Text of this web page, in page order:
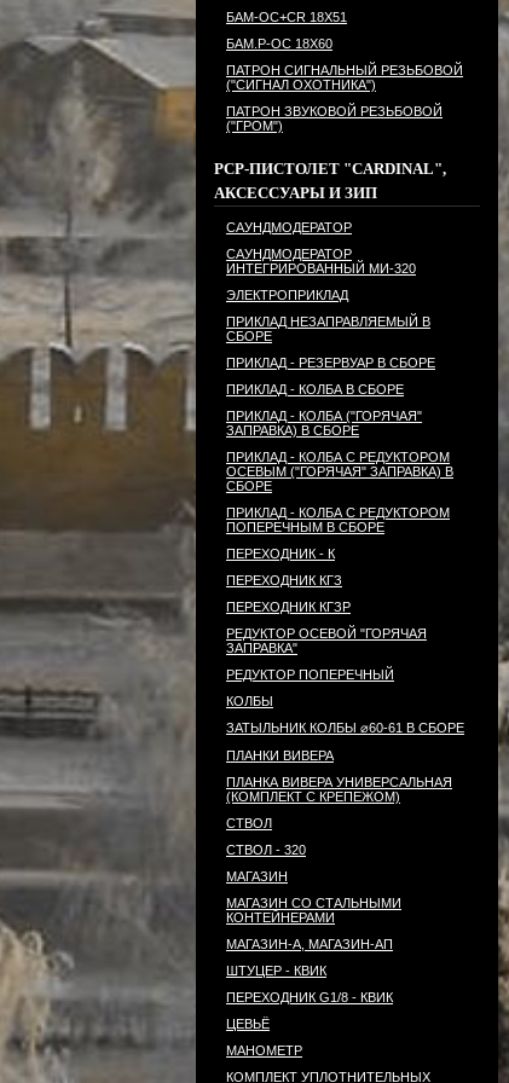
БАМ-ОС+CR 18Х51
БАМ.Р-ОС 18Х60
ПАТРОН СИГНАЛЬНЫЙ РЕЗЬБОВОЙ
("СИГНАЛ ОХОТНИКА")
ПАТРОН ЗВУКОВОЙ РЕЗЬБОВОЙ
("ГРОМ")
PCP-ПИСТОЛЕТ "CARDINAL",
АКСЕССУАРЫ И ЗИП
САУНДМОДЕРАТОР
САУНДМОДЕРАТОР
ИНТЕГРИРОВАННЫЙ МИ-320
ЭЛЕКТРОПРИКЛАД
ПРИКЛАД НЕЗАПРАВЛЯЕМЫЙ В
СБОРЕ
ПРИКЛАД - РЕЗЕРВУАР В СБОРЕ
ПРИКЛАД - КОЛБА В СБОРЕ
ПРИКЛАД - КОЛБА ("ГОРЯЧАЯ"
ЗАПРАВКА) В СБОРЕ
ПРИКЛАД - КОЛБА С РЕДУКТОРОМ
ОСЕВЫМ ("ГОРЯЧАЯ" ЗАПРАВКА) В
СБОРЕ
ПРИКЛАД - КОЛБА С РЕДУКТОРОМ
ПОПЕРЕЧНЫМ В СБОРЕ
ПЕРЕХОДНИК - К
ПЕРЕХОДНИК КГЗ
ПЕРЕХОДНИК КГЗР
РЕДУКТОР ОСЕВОЙ "ГОРЯЧАЯ
ЗАПРАВКА"
РЕДУКТОР ПОПЕРЕЧНЫЙ
КОЛБЫ
ЗАТЫЛЬНИК КОЛБЫ ⌀60-61 В СБОРЕ
ПЛАНКИ ВИВЕРА
ПЛАНКА ВИВЕРА УНИВЕРСАЛЬНАЯ
(КОМПЛЕКТ С КРЕПЕЖОМ)
СТВОЛ
СТВОЛ - 320
МАГАЗИН
МАГАЗИН СО СТАЛЬНЫМИ
КОНТЕЙНЕРАМИ
МАГАЗИН-А, МАГАЗИН-АП
ШТУЦЕР - КВИК
ПЕРЕХОДНИК G1/8 - КВИК
ЦЕВЬЁ
МАНОМЕТР
КОМПЛЕКТ УПЛОТНИТЕЛЬНЫХ